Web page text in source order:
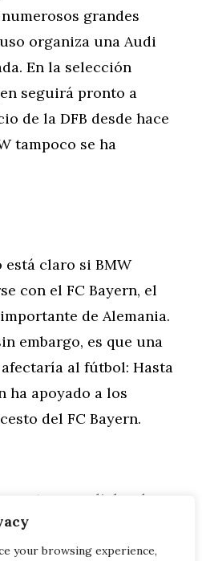
your browsing experience,
grandes
organiza una Audi
En la selección
seguirá pronto a
de la DFB desde hace
tampoco se ha
está claro si BMW
con el FC Bayern, el
de Alemania.
embargo, es que una
al fútbol: Hasta
ha apoyado a los
del FC Bayern.
ventas mundiales de
Entrevista a Frank